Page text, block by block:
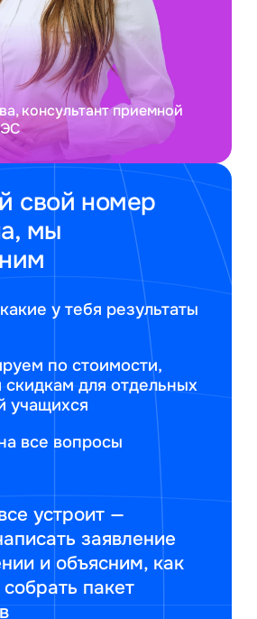
свой номер
мы
у тебя результаты
по стоимости,
скидкам для отдельных
учащихся
все вопросы
устроит —
заявление
и объясним, как
пакет
консультант приемной